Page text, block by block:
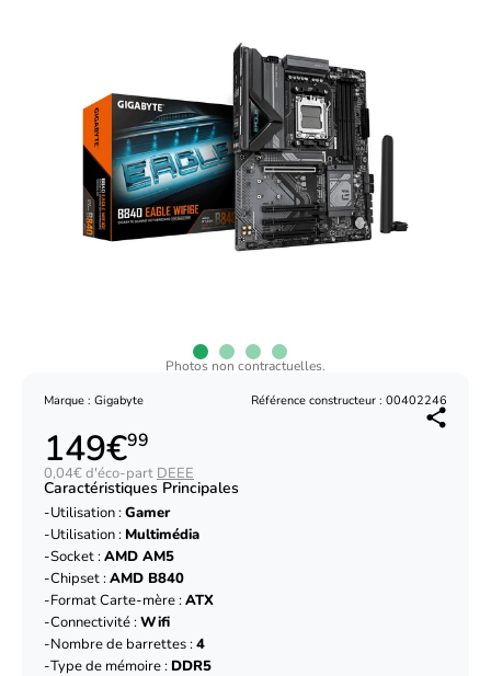
Photos non contractuelles.
Marque : Gigabyte Référence constructeur : 00402246
149€99
0,04€ d'éco-part DEEE
Caractéristiques Principales
Utilisation :Gamer
Utilisation : Multimédia
Socket :AMD AM5
Chipset :AMD B840
Format Carte-mère :ATX
Connectivité :Wifi
Nombre de barrettes :4
Type de mémoire : DDR5